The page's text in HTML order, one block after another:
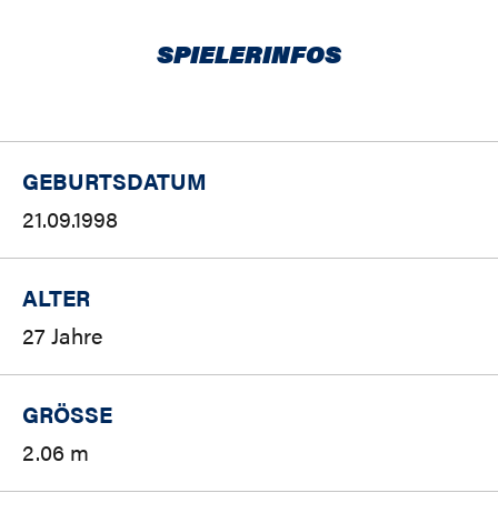
SPIELERINFOS
GEBURTSDATUM
21.09.1998
ALTER
27 Jahre
GRÖSSE
2.06 m